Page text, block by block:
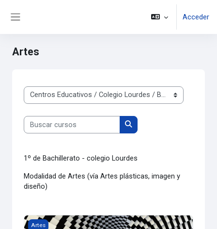
Acceder
Artes
Categorías
Buscar cursos
Buscar cursos
1º de Bachillerato - colegio Lourdes
Modalidad de Artes (vía Artes plásticas, imagen y
diseño)
Dibujo Técnico aplicado a las Artes Plásticas y al Diseño I
Artes